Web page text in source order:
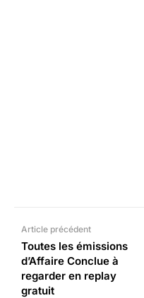
Article précédent
Toutes les émissions
d’Affaire Conclue à
regarder en replay
gratuit